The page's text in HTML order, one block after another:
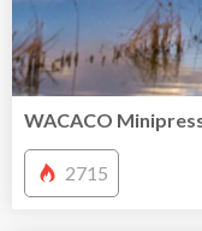
WACACO
2715